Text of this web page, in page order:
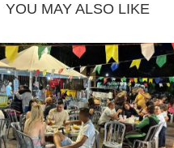
YOU MAY ALSO LIKE